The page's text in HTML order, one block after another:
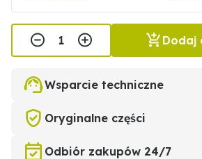
Dodaj
Wsparcie techniczne
Oryginalne części
Odbiór zakupów 24/7